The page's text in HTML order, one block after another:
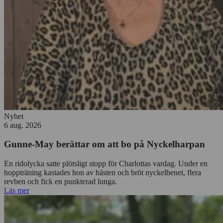
Nyhet
6 aug. 2026
Gunne-May berättar om att bo på Nyckelharpan
En ridolycka satte plötsligt stopp för Charlottas vardag. Under en
hoppträning kastades hon av hästen och bröt nyckelbenet, flera
revben och fick en punkterad lunga.
Läs mer